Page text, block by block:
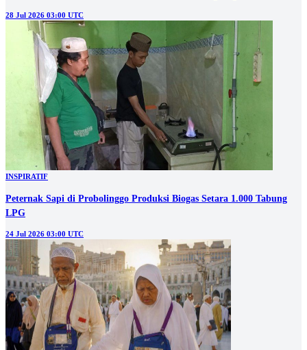
28 Jul 2026 03:00 UTC
INSPIRATIF
Peternak Sapi di Probolinggo Produksi Biogas Setara 1.000 Tabung
LPG
24 Jul 2026 03:00 UTC